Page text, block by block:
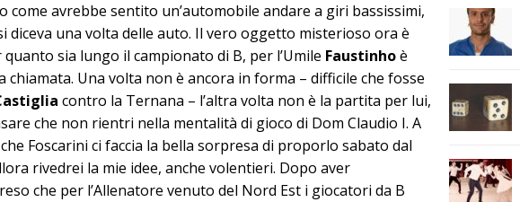
come avrebbe sentito un’automobile andare a giri bassissimi,
diceva una volta delle auto. Il vero oggetto misterioso ora è
quanto sia lungo il campionato di B, per l’Umile Faustinhoè
chiamata. Una volta non è ancora in forma – difficile che fosse
contro la Ternana – l’altra volta non è la partita per lui,
che non rientri nella mentalità di gioco di Dom Claudio I. A
Foscarini ci faccia la bella sorpresa di proporlo sabato dal
rivedrei la mie idee, anche volentieri. Dopo aver
che per l’Allenatore venuto del Nord Est i giocatori da B